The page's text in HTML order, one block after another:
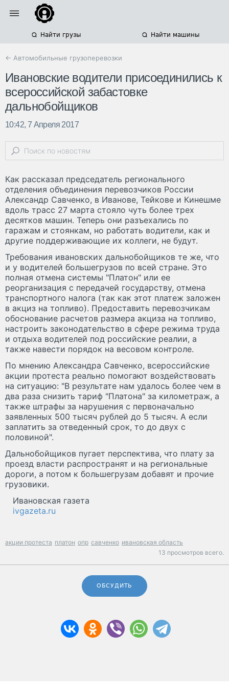
Найти грузы Найти машины
← Автомобильные грузоперевозки
Ивановские водители присоединились к
всероссийской забастовке
дальнобойщиков
10:42, 7 Апреля 2017
Как рассказал председатель регионального
отделения объединения перевозчиков России
Александр Савченко, в Иванове, Тейкове и Кинешме
вдоль трасс 27 марта стояло чуть более трех
десятков машин. Теперь они разъехались по
гаражам и стоянкам, но работать водители, как и
другие поддерживающие их коллеги, не будут.
Требования ивановских дальнобойщиков те же, что
и у водителей большегрузов по всей стране. Это
полная отмена системы "Платон" или ее
реорганизация с передачей государству, отмена
транспортного налога (так как этот платеж заложен
в акциз на топливо). Предоставить перевозчикам
обоснование расчетов размера акциза на топливо,
настроить законодательство в сфере режима труда
и отдыха водителей под российские реалии, а
также навести порядок на весовом контроле.
По мнению Александра Савченко, всероссийские
акции протеста реально помогают воздействовать
на ситуацию: "В результате нам удалось более чем в
два раза снизить тариф "Платона" за километраж, а
также штрафы за нарушения с первоначально
заявленных 500 тысяч рублей до 5 тысяч. А если
заплатить за отведенный срок, то до двух с
половиной".
Дальнобойщиков пугает перспектива, что плату за
проезд власти распространят и на региональные
дороги, а потом к большегрузам добавят и прочие
грузовики.
Ивановская газета
ivgazeta.ru
акции протеста платон опр савченко ивановская область
13 просмотров всего.
ОБСУДИТЬ